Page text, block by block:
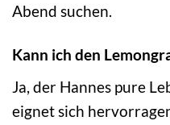
Abend suchen.
Kann ich den
Ja, der Hannes pure
eignet sich